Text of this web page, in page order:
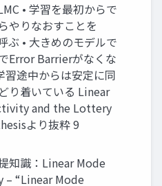
• 学習を最初からで
やりなおすことを
ぶ • 大きめのモデルで
Error Barrierがなくな
習途中からは安定に同
り着いている Linear
and the Lottery
より抜粋 9
知識：Linear Mode
“Linear Mode